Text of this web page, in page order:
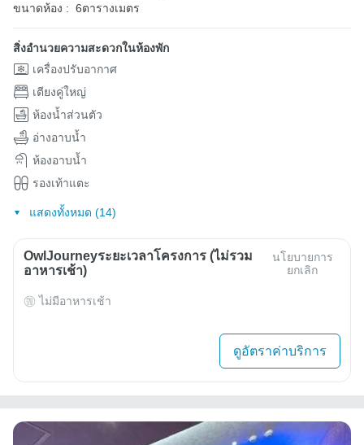
ขนาดห้อง : 6ตารางเมตร
สิ่งอำนวยความสะดวกในห้องพัก
เครื่องปรับอากาศ
เตียงคู่ใหญ่
ห้องน้ำส่วนตัว
อ่างอาบน้ำ
ห้องอาบน้ำ
รองเท้าแตะ
แสดงทั้งหมด (14)
OwlJourneyระยะเวลาโครงการ (ไม่รวม
อาหารเช้า)
นโยบายการ
ยกเลิก
ไม่มีอาหารเช้า
ดูอัตราค่าบริการ